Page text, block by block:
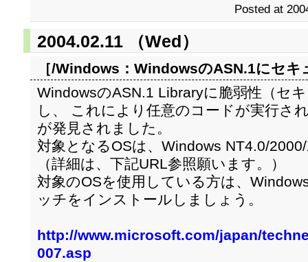
Posted at
2004.02.11 （Wed）
［/Windows： WindowsのASN.1にセキ
WindowsのASN.1 Libraryに脆弱性（セ
し、 これにより任意のコードが実行さ
が発見されました。
対象となるOSは、Windows NT4.0/
（詳細は、下記URL参照願います。）
対象のOSを使用している方は、
ッチをインストールしましょう。
http://www.microsoft.com/japan/
007.asp